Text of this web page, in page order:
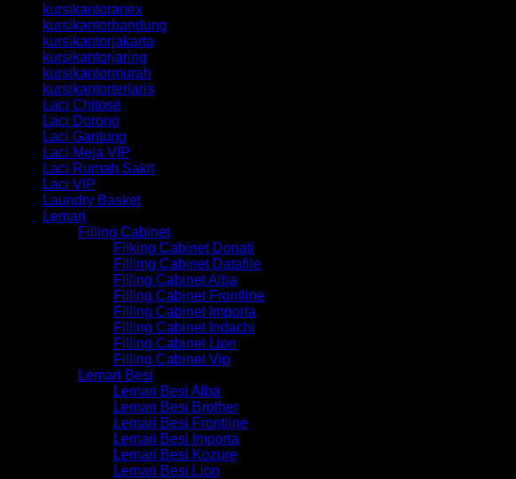
kursikantoranex
kursikantorbandung
kursikantorjakarta
kursikantorjaring
kursikantormurah
kursikantorterlaris
Laci Chitose
Laci Dorong
Laci Gantung
Laci Meja VIP
Laci Rumah Sakit
Laci VIP
Laundry Basket
Lemari
Filling Cabinet
Filking Cabinet Donati
Fillimg Cabinet Datafile
Filling Cabinet Alba
Filling Cabinet Frontline
Filling Cabinet Importa
Filling Cabinet Indachi
Filling Cabinet Lion
Filling Cabinet Vip
Lemari Besi
Lemari Besi Alba
Lemari Besi Brother
Lemari Besi Frontline
Lemari Besi Importa
Lemari Besi Kozure
Lemari Besi Lion